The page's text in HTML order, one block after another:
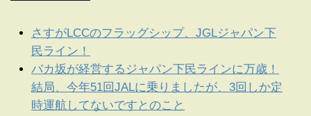
さすがLCCのフラッグシップ、JGLジャパン下
民ライン！
バカ坂が経営するジャパン下民ラインに万歳！
結局、今年51回JALに乗りましたが、3回しか定
時運航してないですとのこと